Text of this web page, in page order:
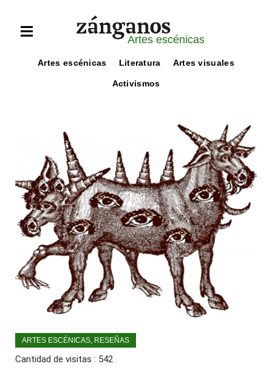
Artes escénicas
Artes escénicas Literatura Artes visuales
Activismos
ARTES ESCÉNICAS RESEÑAS
Cantidad de visitas : 542